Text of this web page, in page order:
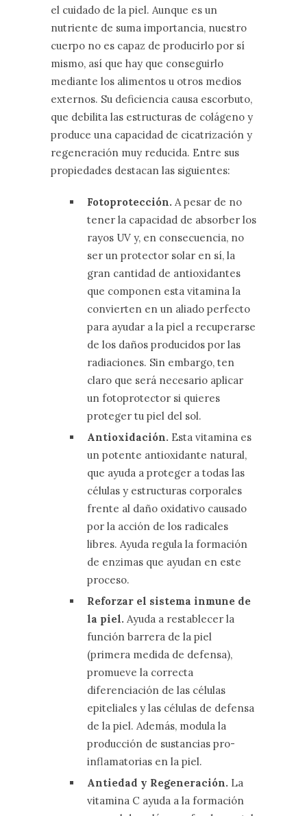
el cuidado de la piel. Aunque es un
nutriente de suma importancia, nuestro
cuerpo no es capaz de producirlo por sí
mismo, así que hay que conseguirlo
mediante los alimentos u otros medios
externos. Su deficiencia causa escorbuto,
que debilita las estructuras de colágeno y
produce una capacidad de cicatrización y
regeneración muy reducida. Entre sus
propiedades destacan las siguientes:
Fotoprotección. A pesar de no
tener la capacidad de absorber los
rayos UV y, en consecuencia, no
ser un protector solar en sí, la
gran cantidad de antioxidantes
que componen esta vitamina la
convierten en un aliado perfecto
para ayudar a la piel a recuperarse
de los daños producidos por las
radiaciones. Sin embargo, ten
claro que será necesario aplicar
un fotoprotector si quieres
proteger tu piel del sol.
Antioxidación. Esta vitamina es
un potente antioxidante natural,
que ayuda a proteger a todas las
células y estructuras corporales
frente al daño oxidativo causado
por la acción de los radicales
libres. Ayuda regula la formación
de enzimas que ayudan en este
proceso.
Reforzar el sistema inmune de
la piel. Ayuda a restablecer la
función barrera de la piel
(primera medida de defensa),
promueve la correcta
diferenciación de las células
epiteliales y las células de defensa
de la piel. Además, modula la
producción de sustancias pro-
inflamatorias en la piel.
Antiedad y Regeneración. La
vitamina C ayuda a la formación